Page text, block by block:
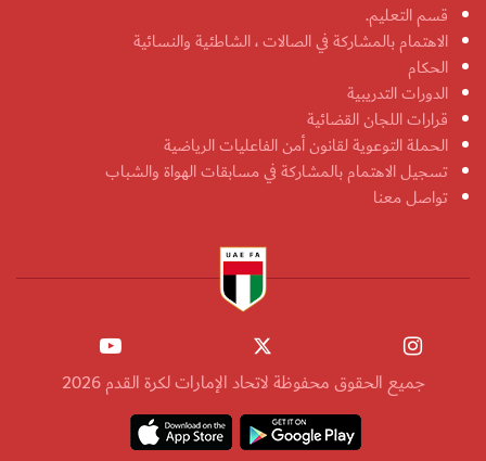
قسم التعليم.
الاهتمام بالمشاركة في الصالات ، الشاطئية والنسائية
الحكام
الدورات التدريبية
قرارات اللجان القضائية
الحملة التوعوية لقانون أمن الفاعليات الرياضية
تسجيل الاهتمام بالمشاركة في مسابقات الهواة والشباب
تواصل معنا
جميع الحقوق محفوظة لاتحاد الإمارات لكرة القدم 2026